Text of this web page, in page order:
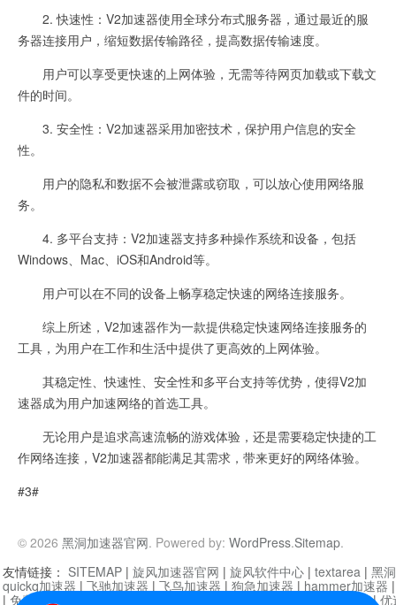
2. 快速性：V2加速器使用全球分布式服务器，通过最近的服
务器连接用户，缩短数据传输路径，提高数据传输速度。
用户可以享受更快速的上网体验，无需等待网页加载或下载文
件的时间。
3. 安全性：V2加速器采用加密技术，保护用户信息的安全
性。
用户的隐私和数据不会被泄露或窃取，可以放心使用网络服
务。
4. 多平台支持：V2加速器支持多种操作系统和设备，包括
Windows、Mac、iOS和Android等。
用户可以在不同的设备上畅享稳定快速的网络连接服务。
综上所述，V2加速器作为一款提供稳定快速网络连接服务的
工具，为用户在工作和生活中提供了更高效的上网体验。
其稳定性、快速性、安全性和多平台支持等优势，使得V2加
速器成为用户加速网络的首选工具。
无论用户是追求高速流畅的游戏体验，还是需要稳定快捷的工
作网络连接，V2加速器都能满足其需求，带来更好的网络体验。
#3#
© 2026 黑洞加速器官网. Powered by: WordPress.Sitemap.
友情链接： SITEMAP | 旋风加速器官网 | 旋风软件中心 | textarea | 黑
quickq加速器 | 飞驰加速器 | 飞鸟加速器 | 狗急加速器 | hammer加速器
| 免费vqn加速外网 迷雾通|优